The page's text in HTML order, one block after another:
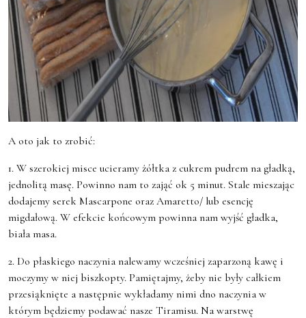
A oto jak to zrobić:
1. W szerokiej misce ucieramy żółtka z cukrem pudrem na gładką,
jednolitą masę. Powinno nam to zająć ok 5 minut. Stale mieszając
dodajemy serek Mascarpone oraz Amaretto/ lub esencję
migdałową. W efekcie końcowym powinna nam wyjść gładka,
biała masa.
2. Do płaskiego naczynia nalewamy wcześniej zaparzoną kawę i
moczymy w niej biszkopty. Pamiętajmy, żeby nie były całkiem
przesiąknięte a następnie wykładamy nimi dno naczynia w
którym będziemy podawać nasze Tiramisu. Na warstwę